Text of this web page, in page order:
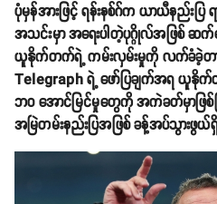
ပုံမှန်အားဖြင့် ရန်းနစ်ဂ်က ယာယီနည်း
အသင်းမှာ အရေးပါတဲ့ပုဂ္ဂိုလ်အဖြစ် ဆ
ယူနိုက်တက်ရဲ့ ကမ်းလှမ်းမှုကို လက်ခံခဲ့တာဖ
Telegraph ရဲ့ ဖော်ပြချက်အရ ယူနို
ဘဝ အောင်မြင်မှုတွေကို အကဲခတ်မှာဖြစ်
အမြဲတမ်းနည်းပြအဖြစ် ခန့်အပ်သွား